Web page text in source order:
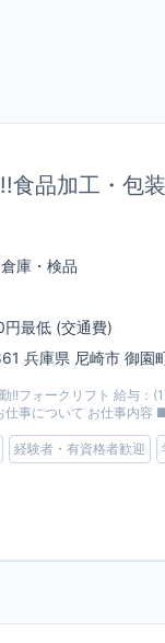
食品加工・包
庫・検品
円最低 (交通費)
兵庫県 尼崎市 御園
!!フォークリフト 給与
事について お仕事内容
経験者・有資格者歓迎